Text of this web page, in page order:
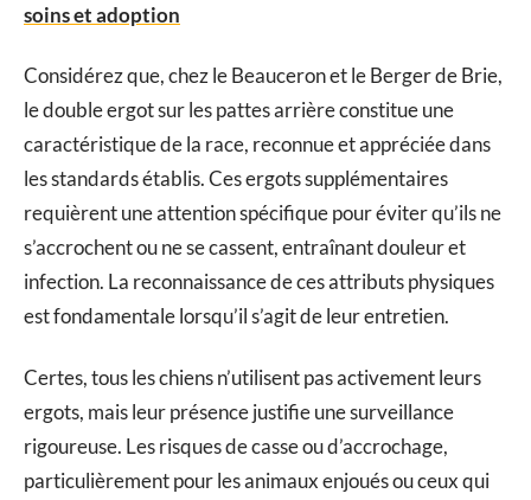
soins et adoption
Considérez que, chez le Beauceron et le Berger de Brie,
le double ergot sur les pattes arrière constitue une
caractéristique de la race, reconnue et appréciée dans
les standards établis. Ces ergots supplémentaires
requièrent une attention spécifique pour éviter qu’ils ne
s’accrochent ou ne se cassent, entraînant douleur et
infection. La reconnaissance de ces attributs physiques
est fondamentale lorsqu’il s’agit de leur entretien.
Certes, tous les chiens n’utilisent pas activement leurs
ergots, mais leur présence justifie une surveillance
rigoureuse. Les risques de casse ou d’accrochage,
particulièrement pour les animaux enjoués ou ceux qui